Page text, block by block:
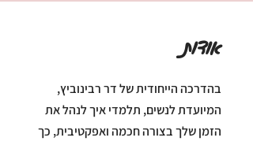
אודות
בהדרכה הייחודית של דר רבינוביץ,
המיועדת לנשים, תלמדי איך לנהל את
הזמן שלך בצורה חכמה ואפקטיבית, כך